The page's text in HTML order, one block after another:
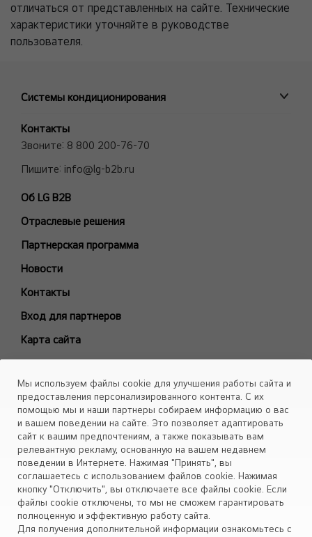
отличаться от представленных на сайте. Технические
характеристики уточняйте в руководстве
пользователя.
Системы кондиционирования
ПРОМЫШЛЕННЫЕ СИСТЕМЫ
MULTI V VRF системы
Полупромышленные сплит-системы
Холодильные Машины (Чиллеры)
Фанкойлы
Модели снятые с производства
БЫТОВЫЕ СПЛИТ-СИСТЕМЫ
ARTCOOL Mirror
ARTCOOL Objet Green
Deluxe Pro
Air PuriCare
Evo Max
Eco Smart
Look Smart
ProCool
Mega Dual Plus
Контакты
Звоните: 8 800 200-76-70
Пишите: info@lg-b2b.ru
Об LG B2B
Отраслевые решения
Партнерская программа
Новости
Контакты
Вход для партнеров
Карта сайта
Скачать
Объекты
Установите приложение «Cервис кондиционеров LG Aircon»
Мы используем файлы cookie для улучшения работы сайта и
предоставления персонализированного контента. С их
помощью мы и наши партнеры собираем информацию о вас
и вашем поведении на сайте. Это позволяет адаптировать
сайт к вашим предпочтениям, а также показывать вам
релевантную рекламу, основанную на вашем недавнем
поведении в Интернете. Нажимая "Принять", вы
соглашаетесь с использованием файлов cookie. Нажимая
кнопку "Отключить", вы отключаете все файлы cookie. Если
файлы cookie отключены, то мы не сможем гарантировать
полноценную и эффективную работу сайта.
Для получения дополнительной информации ознакомьтесь с